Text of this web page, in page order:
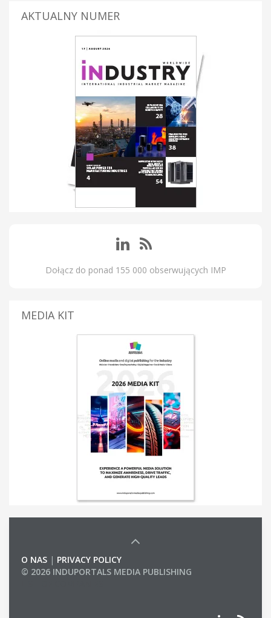
AKTUALNY NUMER
Dołącz do ponad 155 000 obserwujących IMP
MEDIA KIT
O NAS | PRIVACY POLICY
© 2026 INDUPORTALS MEDIA PUBLISHING